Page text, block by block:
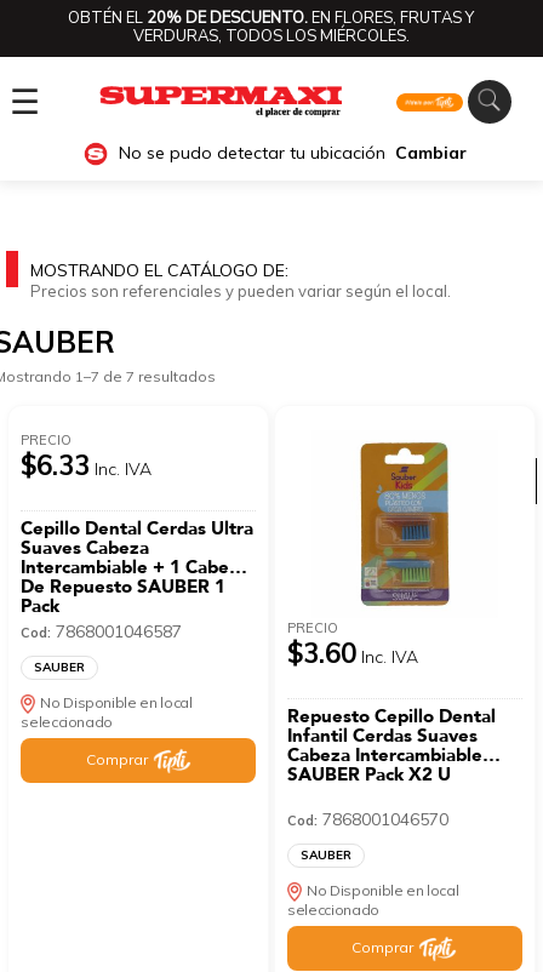
OBTÉN EL 20% DE DESCUENTO.EN FLORES, FRUTAS Y
VERDURAS, TODOS LOS MIÉRCOLES.
☰
No se pudo detectar tu ubicación Cambiar
Ver categorías
MOSTRANDO EL CATÁLOGO DE:
Precios son referenciales y pueden variar según el local.
1–7 de 7 resultados
PRECIO
$6.33 Inc. IVA
Cepillo Dental Cerdas Ultra
Suaves Cabeza
Intercambiable + 1 Cabeza
De Repuesto SAUBER 1
Pack
Cod: 7868001046587
SAUBER
No Disponible en local
seleccionado
Comprar
PRECIO
$3.60 Inc. IVA
Repuesto Cepillo Dental
Infantil Cerdas Suaves
Cabeza Intercambiable
SAUBER Pack X2 U
Cod: 7868001046570
SAUBER
No Disponible en local
seleccionado
Comprar